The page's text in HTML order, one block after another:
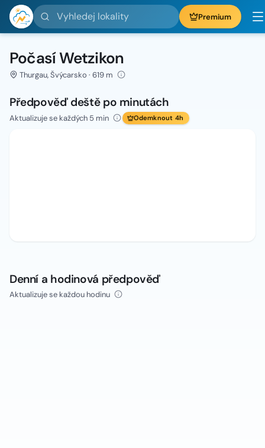
Vyhledej lokality Premium
Počasí Wetzikon
Thurgau, Švýcarsko · 619 m
Předpověď deště po minutách
Aktualizuje se každých 5 min Odemknout 4h
Denní a hodinová předpověď
Aktualizuje se každou hodinu